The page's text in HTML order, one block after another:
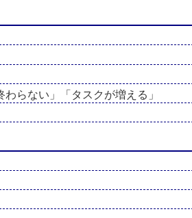
らない」「タスクが増える」